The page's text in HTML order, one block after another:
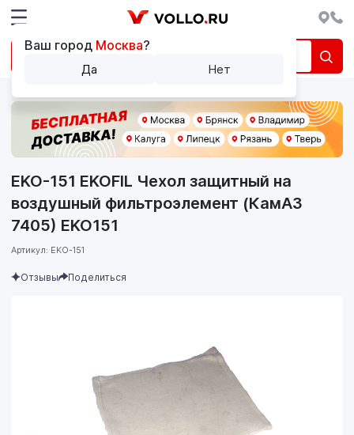
EKO-151 EKOFIL Чехол защитный на
воздушный фильтроэлемент (КамАЗ
7405) EKO151
Артикул: EKO-151
Отзывы Поделиться
Ваш город Москва?
Да Нет